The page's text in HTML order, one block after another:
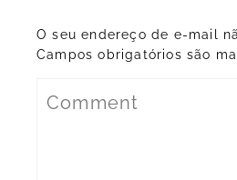
O seu endereço de e-mail
Campos obrigatórios são